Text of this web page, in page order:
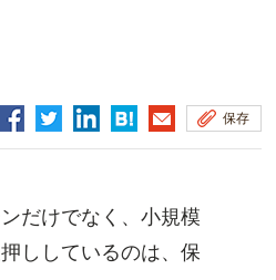
保存
だけでなく、小規模
ししているのは、保